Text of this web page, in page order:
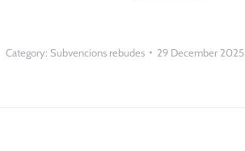
Category: Subvencions rebudes 29 December 2025